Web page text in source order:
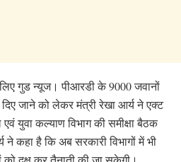
गुड न्यूज। पीआरडी के 9000 जवानों
जाने को लेकर मंत्री रेखा आर्य ने एक्ट
युवा कल्याण विभाग की समीक्षा बैठक
ने कहा है कि अब सरकारी विभागों में भी